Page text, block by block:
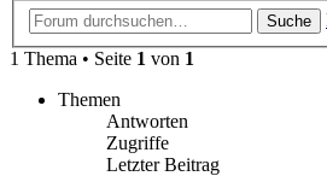
Suche
1 Thema • Seite 1 von 1
Themen
Antworten
Zugriffe
Letzter Beitrag